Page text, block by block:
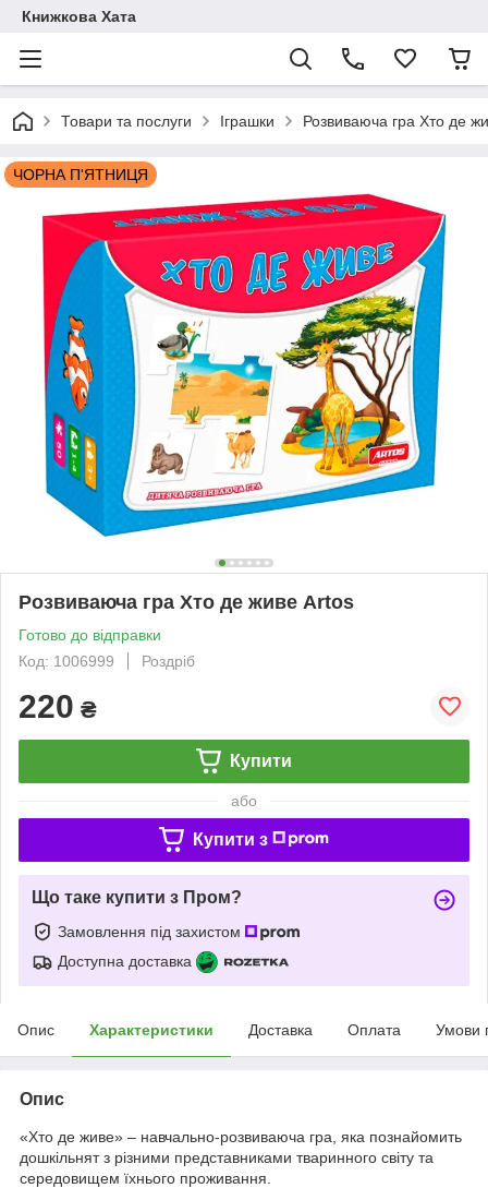
Книжкова Хата
Товари та послуги Іграшки Розвиваюча гра Хто де
ЧОРНА П'ЯТНИЦЯ
Розвиваюча гра Хто де живе Artos
Готово до відправки
Код: 1006999
Роздріб
220 ₴
Купити
або
Купити з
Що таке купити з Пром?
Замовлення під захистом
Доступна доставка
Опис Характеристики Доставка Оплата Умови
Опис
«Хто де живе» – навчально-розвиваюча гра, яка познайомить
дошкільнят з різними представниками тваринного світу та
середовищем їхнього проживання.